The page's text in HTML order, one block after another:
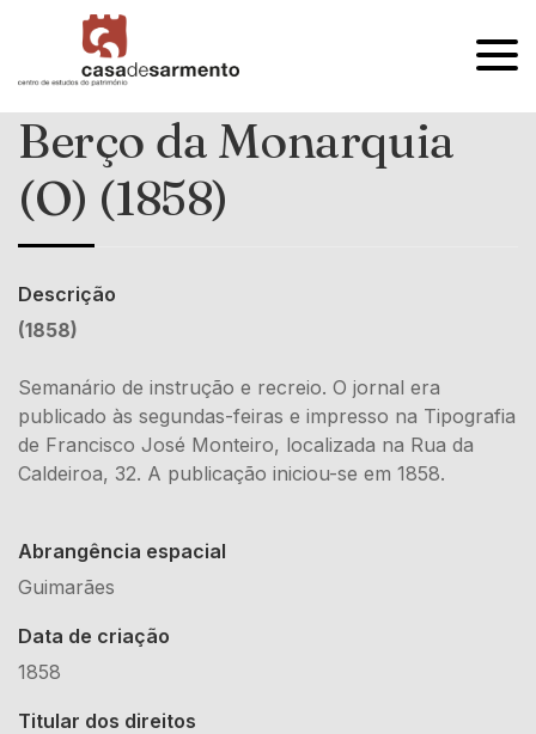
OPEN
Berço da Monarquia
(O) (1858)
Descrição
(1858)
Semanário de instrução e recreio. O jornal era
publicado às segundas-feiras e impresso na Tipografia
de Francisco José Monteiro, localizada na Rua da
Caldeiroa, 32. A publicação iniciou-se em 1858.
Abrangência espacial
Guimarães
Data de criação
1858
Titular dos direitos